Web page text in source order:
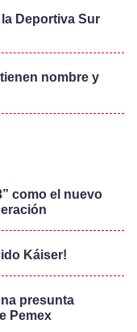
Deportiva Sur
nombre y
como el nuevo
Káiser!
presunta
Pemex